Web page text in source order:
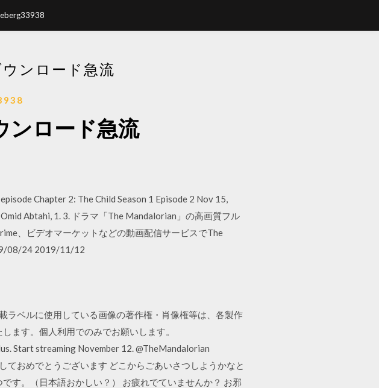
ンロード急流
ンロード急流
Chapter 2: The Child Season 1 Episode 2 Nov 15,
Abtahi, 1. 3. ドラマ「The Mandalorian」の高画質フル
、ビデオマーケットなどの動画配信サービスでThe
08/24 2019/11/12
ベルに使用している画像の著作権・肖像権等は、各製作
ます。個人利用でのみでお願いします。
Start streaming November 12. @TheMandalorian
おめでとうございます どこからごあいさつしようかなと
す。（日本語おかしい？） お疲れでていませんか？ お邪